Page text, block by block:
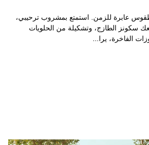
طقوس عابرة للزمن. استمتع بمشروب ترحيبي،
سكونز الطازج، وتشكيلة من الحلويات
الفاخرة، يرا...